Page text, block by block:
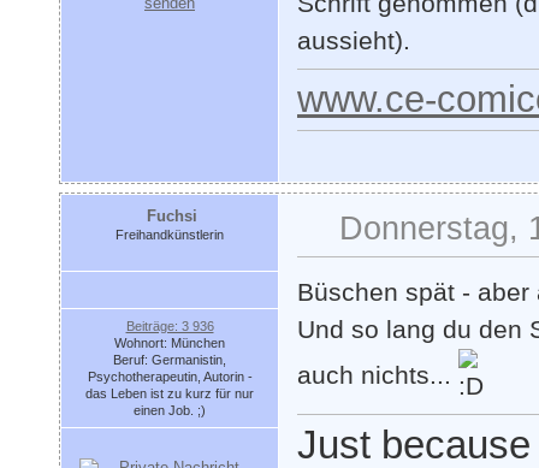
aussieht).
www.ce-
Fuchsi
Freihandkünstlerin
Beiträge: 3 936
Wohnort: München
Beruf: Germanistin,
Psychotherapeutin, Autorin -
das Leben ist zu kurz für nur
einen Job. ;)
Donnerstag,
Büschen spät -
Und so lang du den
auch nichts...
Just